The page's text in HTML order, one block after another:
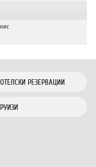
РЕЗЕРВАЦИИ